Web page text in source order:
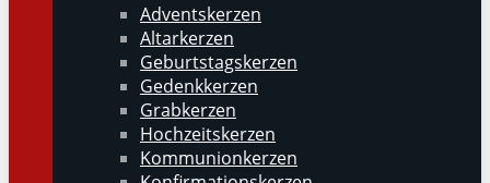
Adventskerzen
Altarkerzen
Geburtstagskerzen
Gedenkkerzen
Grabkerzen
Hochzeitskerzen
Kommunionkerzen